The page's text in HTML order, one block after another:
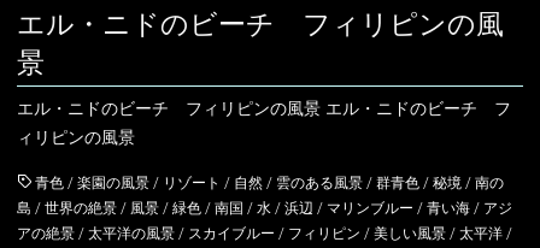
ン
の
風
景"
エル・ニドのビーチ フィリピンの風
景
エル・ニドのビーチ フィリピンの風景 エル・ニドのビーチ フ
ィリピンの風景
青色 /楽園の風景 / リゾート / 自然 / 雲のある風景 /群青色 /秘境 /南の
島 /世界の絶景 / 風景 /緑色 /南国 /水 /浜辺 / マリンブルー /青い海 / アジ
アの絶景 /太平洋の風景 / スカイブルー / フィリピン /美しい風景 /太平洋 /